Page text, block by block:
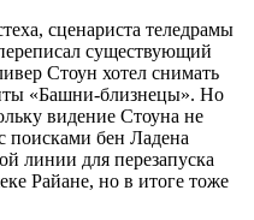
сценариста теледрамы
существующий
Стоун хотел снимать
«Башни-близнецы». Но
видение Стоуна не
поисками бен Ладена
линии для перезапуска
Райане, но в итоге тоже